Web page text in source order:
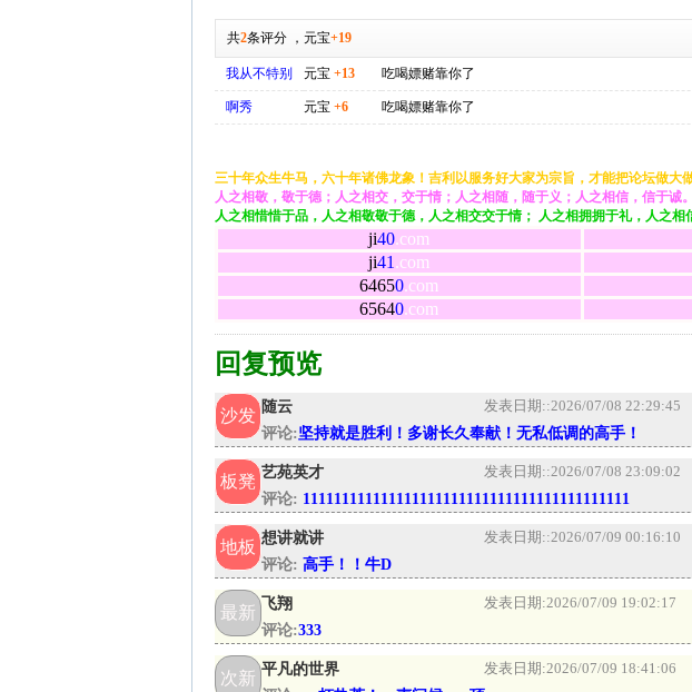
共2条评分， 元宝+19
我从不特别 元宝 +13 吃喝嫖赌靠你了
啊秀 元宝 +6 吃喝嫖赌靠你了
三十年众生牛马，六十年诸佛龙象！吉利以服务好大家为宗旨，才能把论坛做大做
人之相敬，敬于德；人之相交，交于情；人之相随，随于义；人之相信，信于诚。
人之相惜惜于品，人之相敬敬于德，人之相交交于情； 人之相拥拥于礼，人之相
ji40.com
ji41 .com
64650.com
65640.com
回复预览
沙发 随云 发表日期::2026/07/08 22:29:45
评论:坚持就是胜利！多谢长久奉献！无私低调的高手！
板凳 艺苑英才 发表日期::2026/07/08 23:09:02
评论: 111111111111111111111111111111111111111111
地板 想讲就讲 发表日期::2026/07/09 00:16:10
评论: 高手！！牛D
最新 飞翔 发表日期:2026/07/09 19:02:17
评论:333
次新 平凡的世界 发表日期:2026/07/09 18:41:06